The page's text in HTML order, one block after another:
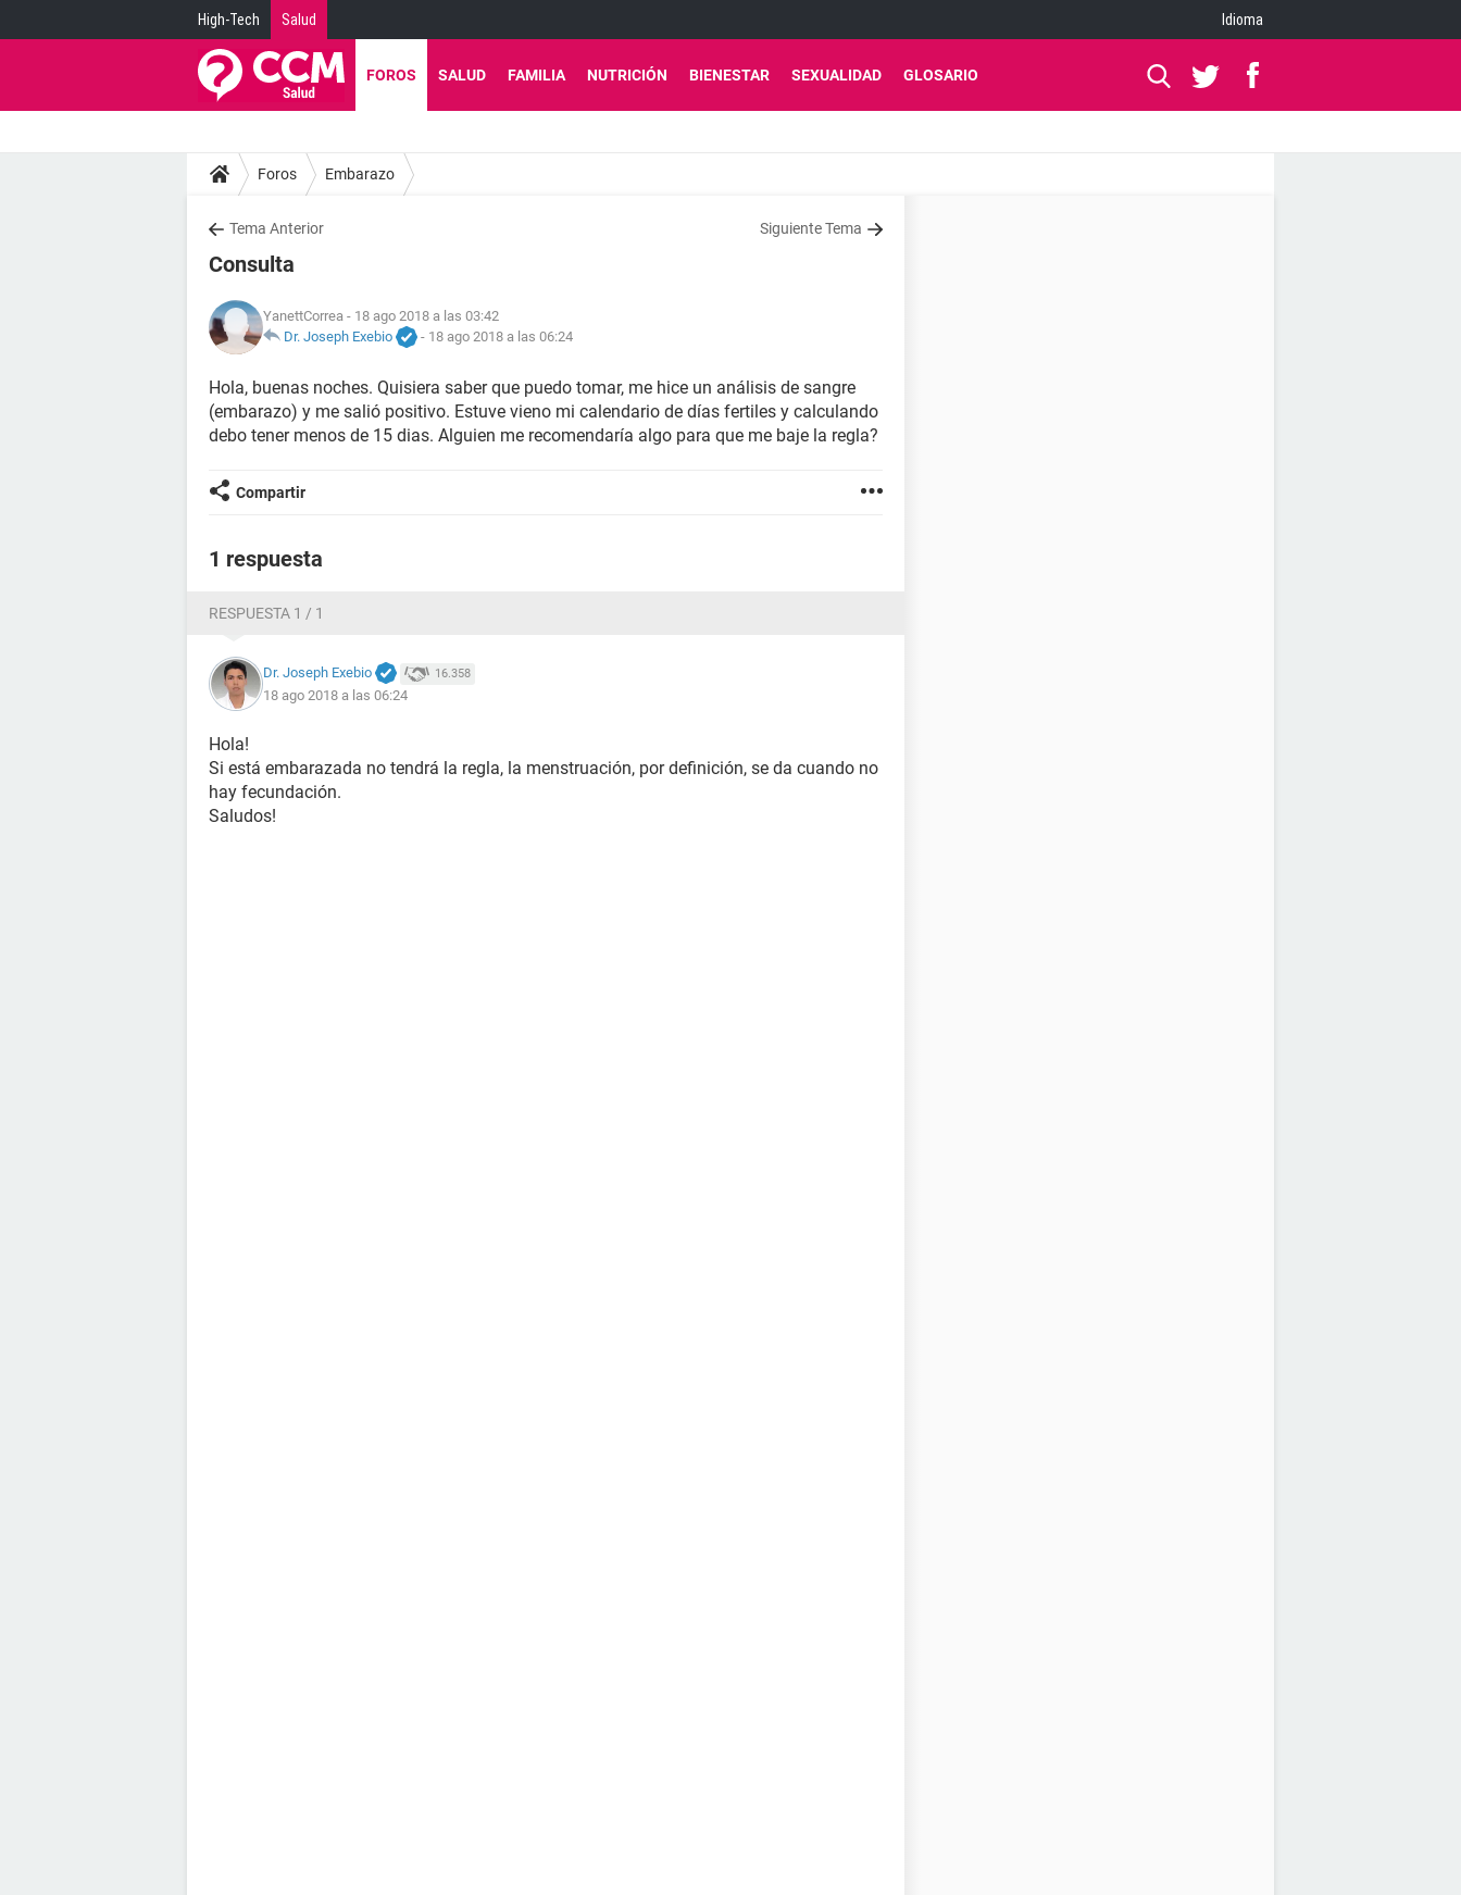
High-Tech Salud Idioma
FOROS SALUD FAMILIA NUTRICIÓN BIENESTAR SEXUALIDAD GLOSARIO
Foros Embarazo
Tema Anterior Siguiente Tema
Consulta
YanettCorrea - 18 ago 2018 a las 03:42
Dr. Joseph Exebio
- 18 ago 2018 a las 06:24
Hola, buenas noches. Quisiera saber que puedo tomar, me hice un análisis de sangre
(embarazo) y me salió positivo. Estuve vieno mi calendario de días fertiles y calculando
debo tener menos de 15 dias. Alguien me recomendaría algo para que me baje la regla?
Compartir
1 respuesta
RESPUESTA 1 / 1
Dr. Joseph Exebio 16.358
18 ago 2018 a las 06:24
Hola!
Si está embarazada no tendrá la regla, la menstruación, por definición, se da cuando no
hay fecundación.
Saludos!